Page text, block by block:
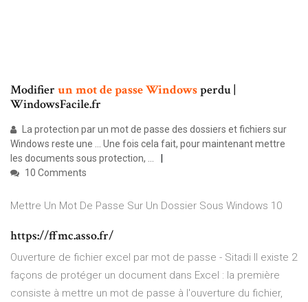
Modifier unmotdepasseWindowsperdu |
WindowsFacile.fr
La protection par un mot de passe des dossiers et fichiers sur
Windows reste une ... Une fois cela fait, pour maintenant mettre
les documents sous protection, ...
10 Comments
Mettre Un Mot De Passe Sur Un Dossier Sous Windows 10
https://ffmc.asso.fr/
Ouverture de fichier excel par mot de passe - Sitadi Il existe 2
façons de protéger un document dans Excel : la première
consiste à mettre un mot de passe à l'ouverture du fichier,